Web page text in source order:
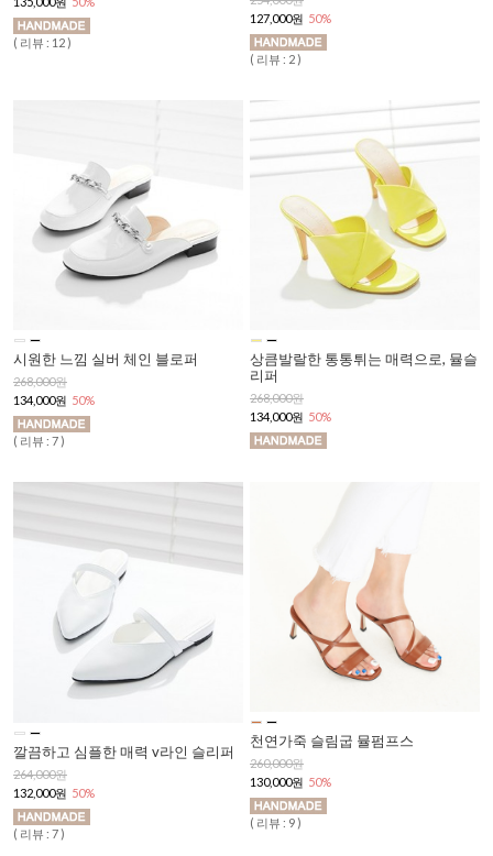
( 리뷰 : 12 )
127,000원 50%
( 리뷰 : 2 )
시원한 느낌 실버 체인 블로퍼
268,000원
134,000원 50%
( 리뷰 : 7 )
상큼발랄한 통통튀는 매력으로, 뮬슬
리퍼
268,000원
134,000원 50%
깔끔하고 심플한 매력 v라인 슬리퍼
264,000원
132,000원 50%
( 리뷰 : 7 )
천연가죽 슬림굽 뮬펌프스
260,000원
130,000원 50%
( 리뷰 : 9 )